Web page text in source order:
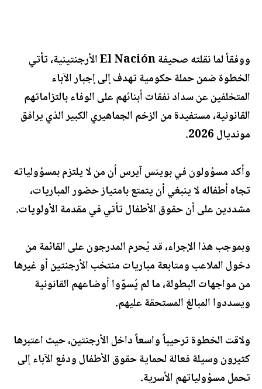
ووفقاً لما نقلته صحيفة El Nación الأرجنتينية، تأتي
الخطوة ضمن حملة حكومية تهدف إلى إجبار الآباء
المتخلفين عن سداد نفقات أبنائهم على الوفاء بالتزاماتهم
القانونية، مستفيدة من الزخم الجماهيري الكبير الذي يرافق
مونديال 2026.
وأكد مسؤولون في بوينس آيرس أن من لا يلتزم بمسؤولياته
تجاه أطفاله لا ينبغي أن يتمتع بامتياز حضور المباريات،
مشددين على أن حقوق الأطفال تأتي في مقدمة الأولويات.
وبموجب هذا الإجراء، قد يُحرم المدرجون على القائمة من
دخول الملاعب ومتابعة مباريات منتخب الأرجنتين أو غيرها
من مواجهات البطولة، ما لم يُسوّوا أوضاعهم القانونية
ويسددوا المبالغ المستحقة عليهم.
ولاقت الخطوة ترحيباً واسعاً داخل الأرجنتين، حيث اعتبرها
كثيرون وسيلة فعالة لحماية حقوق الأطفال ودفع الآباء إلى
تحمل مسؤولياتهم الأسرية.